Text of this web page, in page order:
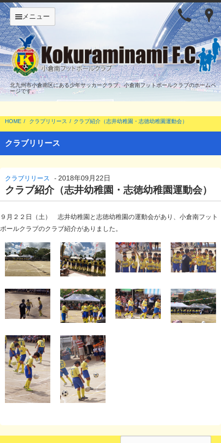
メニュー
北九州市小倉南区にある少年サッカークラブ、小倉南フットボールクラブのホームペ
ージです。
HOME クラブリリース クラブ紹介（志井幼稚園・志徳幼稚園運動会）
クラブリリース
クラブリリース - 2018年09月22日
クラブ紹介（志井幼稚園・志徳幼稚園運動会）
９月２２日（土） 志井幼稚園と志徳幼稚園の運動会があり、小倉南フット
ボールクラブのクラブ紹介がありました。